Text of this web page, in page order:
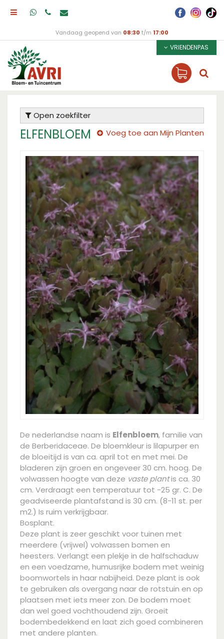
Vandaag geopend van 08:30 t/m 17:00
VRIENDENPAS
Open zoekfilter
ELFENBLOEM Voeg toe aan Mijn Planten
De nederlandse naam is Elfenbloem, familie van
de Berberidaceae. De bloemkleur is lilapurper en
de bloeitijd is van ca. april tot en met mei. De
bladeren zijn groen en ongeveer 30 cm. hoog. De
volwassen hoogte van deze vaste plantis ca. 30
cm. Verdraagt een temperatuur tot -25 gr. C. De
geadviseerde plantafstand is 30 cm. (8-11 st. per
m2.) Is ruim verkrijgbaar.
Bosplant.
Deze plant is zeer geschikt voor tuinen met
meerdere (vrijwel) volwassen bomen en
heesters. Verlangt een plekje in de halfschaduw
en een voedzame, humusrijke bodem met weinig
boomwortels in haar nabijheid. Deze plant is ook
te gebruiken als overgang naar de rotstuin en op
plaatsen met iets meer zon. De bodem moet
dan wel goed vochthoudend zijn. Groeit
bodembedekkend en laat zich goed combineren
met andere planten.